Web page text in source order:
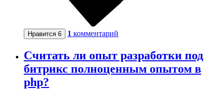
Нравится 6 1 комментарий
Считать ли опыт разработки под
битрикс полноценным опытом в
php?